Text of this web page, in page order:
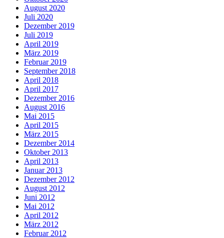
August 2020
Juli 2020
Dezember 2019
Juli 2019
April 2019
März 2019
Februar 2019
September 2018
April 2018
April 2017
Dezember 2016
August 2016
Mai 2015
April 2015
März 2015
Dezember 2014
Oktober 2013
April 2013
Januar 2013
Dezember 2012
August 2012
Juni 2012
Mai 2012
April 2012
März 2012
Februar 2012